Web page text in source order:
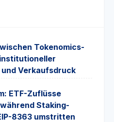
Tokenomics-
Verkaufsdruck
ETF-Zuflüsse
Staking-
8363 umstritten